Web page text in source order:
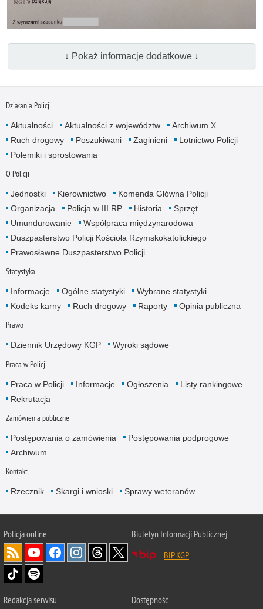
↓ Pokaż informacje dodatkowe ↓
Działania Policji
Aktualności Aktualności z województw
Archiwum X
Ruch drogowy
Poszukiwani Zaginieni
Lotnictwo Policji
Polemiki i sprostowania
O Policji
Jednostki Kierownictwo
Komenda Główna Policji
Organizacja
Policja w III RP Historia
Sprzęt
Umundurowanie
Współpraca międzynarodowa
Duszpasterstwo Policji Kościoła Rzymskokatolickiego
Prawosławne Duszpasterstwo Policji
Statystyka
Informacje Ogólne statystyki
Wybrane statystyki
Kodeks karny
Ruch drogowy Raporty Opinia publiczna
Prawo
Dziennik Urzędowy KGP Wyroki sądowe
Praca w Policji
Praca w Policji Informacje Ogłoszenia
Listy rankingowe
Rekrutacja
Zamówienia publiczne
Postępowania o zamówienia
Postępowania podprogowe
Archiwum
Kontakt
Rzecznik Skargi i wnioski Sprawy weteranów
Policjaonline
Biuletyn Informacji Publicznej
BIP KGP
Redakcja serwisu Dostępność